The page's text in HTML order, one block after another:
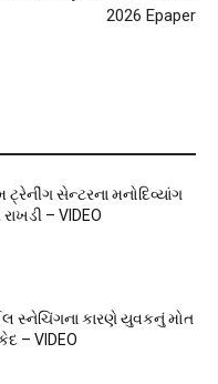
2026 Epaper
સેન્ટરના મનોદિવ્યાંગ
– VIDEO
સ્નેચિંગના કારણે યુવકનું મોત
– VIDEO